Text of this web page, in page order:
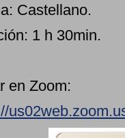
Castellano.
1 h 30min.
en Zoom: